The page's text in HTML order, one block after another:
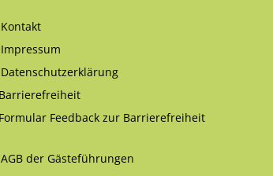
Kontakt
Impressum
Datenschutzerklärung
Barrierefreiheit
Formular Feedback zur Barrierefreiheit
AGB der Gästeführungen